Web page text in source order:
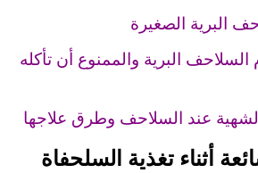
البرية الصغيرة
البرية والممنوع أن تأكله
عند السلاحف وطرق علاجها
أثناء تغذية السلحفاة